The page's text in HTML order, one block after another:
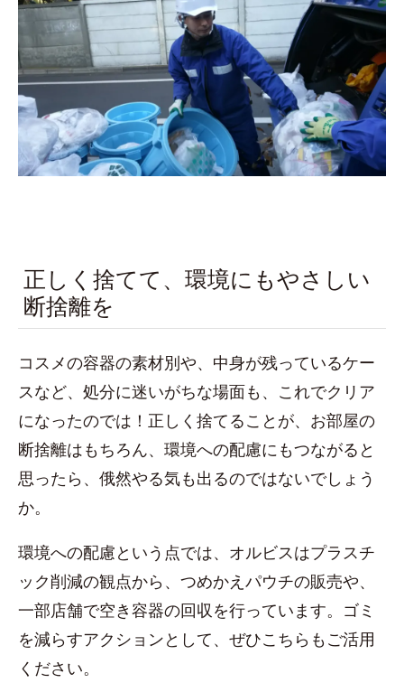
正しく捨てて、環境にもやさしい
断捨離を
コスメの容器の素材別や、中身が残っているケー
スなど、処分に迷いがちな場面も、これでクリア
になったのでは！正しく捨てることが、お部屋の
断捨離はもちろん、環境への配慮にもつながると
思ったら、俄然やる気も出るのではないでしょう
か。
環境への配慮という点では、オルビスはプラスチ
ック削減の観点から、つめかえパウチの販売や、
一部店舗で空き容器の回収を行っています。ゴミ
を減らすアクションとして、ぜひこちらもご活用
ください。